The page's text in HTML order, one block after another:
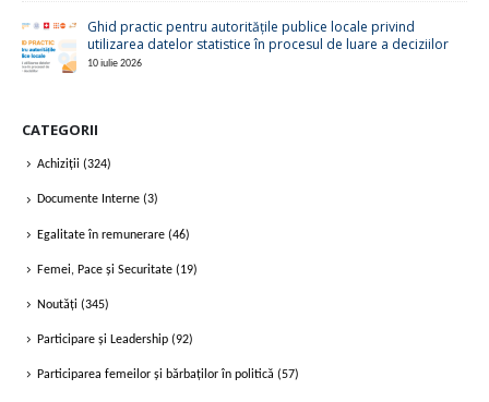
Ghid practic pentru autoritățile publice locale privind
utilizarea datelor statistice în procesul de luare a deciziilor
10 iulie 2026
CATEGORII
Achiziții (324)
Documente Interne (3)
Egalitate în remunerare (46)
Femei, Pace și Securitate (19)
Noutăți (345)
Participare și Leadership (92)
Participarea femeilor și bărbaților în politică (57)